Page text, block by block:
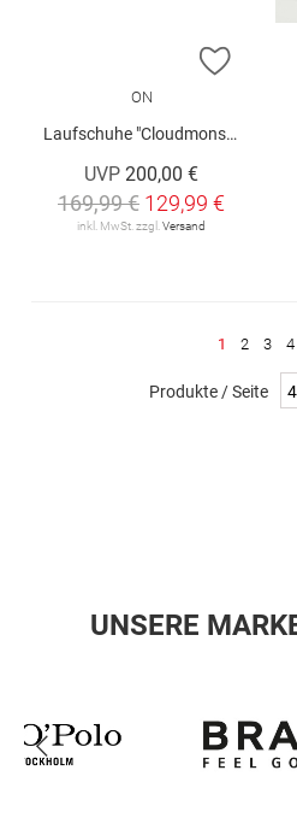
ZUR
ON
Laufschuhe "Cloudmonster 3 W"
UVP 200,00 €
169,99 € 129,99 €
inkl. MwSt. zzgl.Versand
Du
1 Seite
2 Seite
3 4
Produkte / Seite
UNSERE